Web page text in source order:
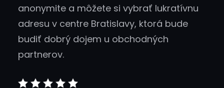
anonymite a môžete si vybrať lukratívnu
adresu v centre Bratislavy, ktorá bude
budiť dobrý dojem u obchodných
partnerov.